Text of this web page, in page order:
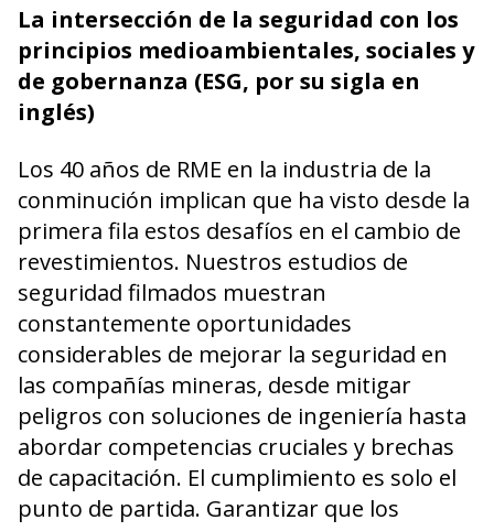
La intersección de la seguridad con los
principios medioambientales, sociales y
de gobernanza (ESG, por su sigla en
inglés)
Los 40 años de RME en la industria de la
conminución implican que ha visto desde la
primera fila estos desafíos en el cambio de
revestimientos. Nuestros estudios de
seguridad filmados muestran
constantemente oportunidades
considerables de mejorar la seguridad en
las compañías mineras, desde mitigar
peligros con soluciones de ingeniería hasta
abordar competencias cruciales y brechas
de capacitación. El cumplimiento es solo el
punto de partida. Garantizar que los